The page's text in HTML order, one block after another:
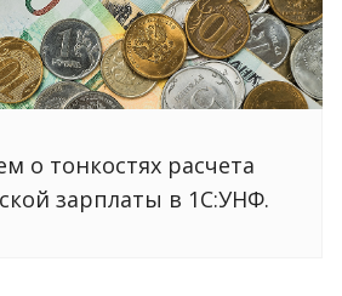
о тонкостях расчета
зарплаты в 1С:УНФ.